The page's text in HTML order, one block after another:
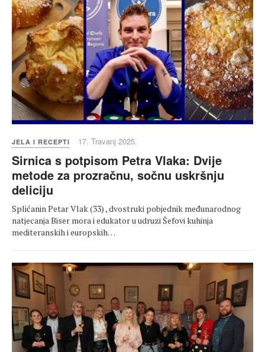
JELA I RECEPTI 17. Travanj 2025.
Sirnica s potpisom Petra Vlaka: Dvije
metode za prozračnu, sočnu uskršnju
deliciju
Splićanin Petar Vlak (33) , dvostruki pobjednik međunarodnog
natjecanja Biser mora i edukator u udruzi Šefovi kuhinja
mediteranskih i europskih…